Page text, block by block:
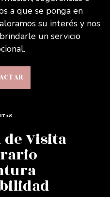
a que se ponga en
su interés y nos
un servicio
Visita